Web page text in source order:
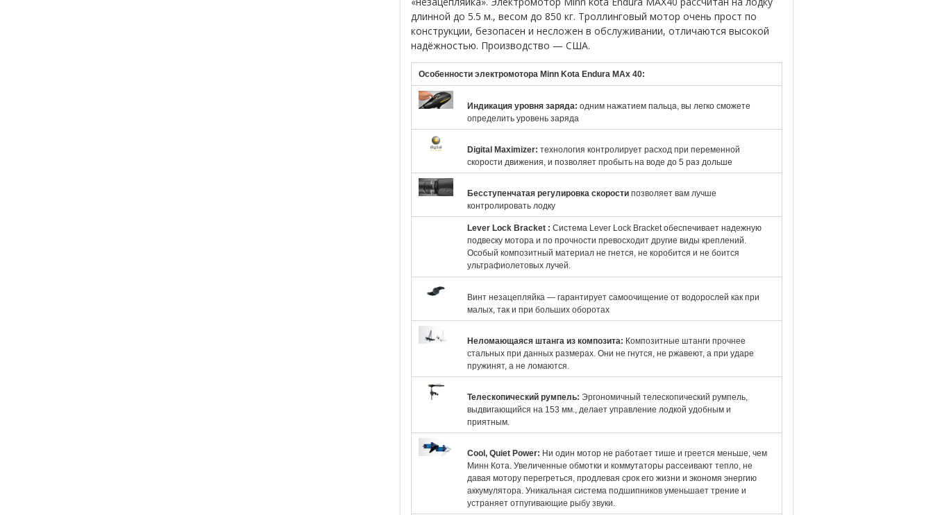
длинной до 5.5 м., весом до 850 кг. Троллинговый мотор очень прост по
конструкции, безопасен и несложен в обслуживании, отличаются высокой
надёжностью. Производство — США.
Особенности электромотора Minn Kota Endura MAx 40:
Индикация уровня заряда: одним нажатием пальца, вы легко сможете
определить уровень заряда
Digital Maximizer: технология контролирует расход при переменной
скорости движения, и позволяет пробыть на воде до 5 раз дольше
Бесступенчатая регулировка скорости позволяет вам лучше
контролировать лодку
Lever Lock Bracket : Система Lever Lock Bracket обеспечивает надежную
подвеску мотора и по прочности превосходит другие виды креплений.
Особый композитный материал не гнется, не коробится и не боится
ультрафиолетовых лучей.
Винт незацепляйка — гарантирует самоочищение от водорослей как при
малых, так и при больших оборотах
Неломающаяся штанга из композита: Композитные штанги прочнее
стальных при данных размерах. Они не гнутся, не ржавеют, а при ударе
пружинят, а не ломаются.
Телескопический румпель: Эргономичный телескопический румпель,
выдвигающийся на 153 мм., делает управление лодкой удобным и
приятным.
Cool, Quiet Power: Ни один мотор не работает тише и греется меньше, чем
Минн Кота. Увеличенные обмотки и коммутаторы рассеивают тепло, не
давая мотору перегреться, продлевая срок его жизни и экономя энергию
аккумулятора. Уникальная система подшипников уменьшает трение и
устраняет отпугивающие рыбу звуки.